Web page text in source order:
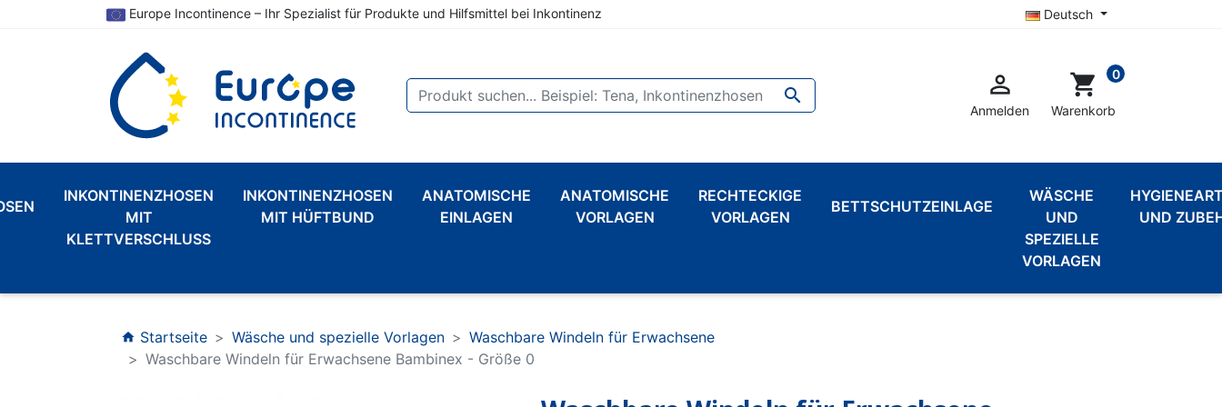
Europe Incontinence – Ihr Spezialist für Produkte und Hilfsmittel bei Inkontinenz Deutsch
 
Anmelden
shopping_cart 0
Warenkorb
INKONTINENZHOSEN
MIT
KLETTVERSCHLUSS
INKONTINENZHOSEN
MIT HÜFTBUND
ANATOMISCHE
EINLAGEN
ANATOMISCHE
VORLAGEN
RECHTECKIGE
VORLAGEN
BETTSCHUTZEINLAGE
WÄSCHE
UND
SPEZIELLE
VORLAGEN
UND
home Startseite Wäsche und spezielle Vorlagen
Waschbare Windeln für Erwachsene
Waschbare Windeln für Erwachsene Bambinex - Größe 0